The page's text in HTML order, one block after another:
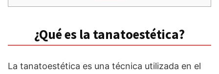
¿Qué es la tanatoestética?
La tanatoestética es una técnica utilizada en el